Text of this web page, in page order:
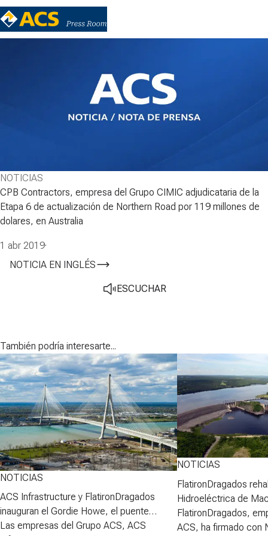
NOTICIAS
CPB Contractors, empresa del Grupo CIMIC adjudicataria de la
Etapa 6 de actualización de Northern Road por 119 millones de
dolares, en Australia
1 abr 2019·
NOTICIA EN INGLÉS
ESCUCHAR
También podría interesarte...
NOTICIAS
ACS Infrastructure y FlatironDragados
inauguran el Gordie Howe, el puente
atirantado más largo de Norteamérica
Las empresas del Grupo ACS, ACS
NOTICIAS
FlatironDragados
Hidroeléctrica de
FlatironDragados,
ACS, ha firmado con